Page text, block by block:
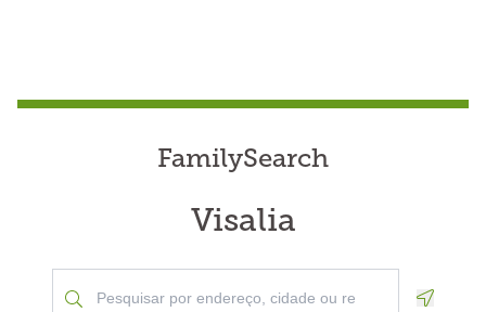
FamilySearch
Visalia